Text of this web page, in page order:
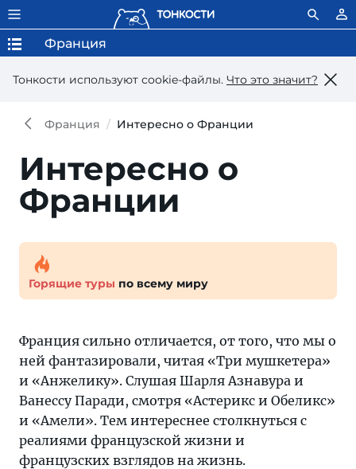
Тонкости используют сookie-файлы. Что это значит?
Франция
Франция Интересно о Франции
Интересно о
Франции
Горящие туры по всему миру
Франция сильно отличается, от того, что мы о
ней фантазировали, читая «Три мушкетера»
и «Анжелику». Слушая Шарля Азнавура и
Ванессу Паради, смотря «Астерикс и Обеликс»
и «Амели». Тем интереснее столкнуться с
реалиями французской жизни и
французских взглядов на жизнь.